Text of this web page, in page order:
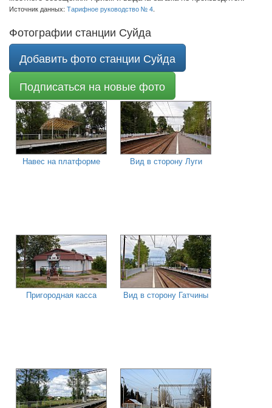
Источник данных: Тарифное руководство № 4.
Фотографии станции Суйда
Добавить фото станции Суйда
Подписаться на новые фото
Навес на платформе Вид в сторону Луги
Пригородная касса Вид в сторону Гатчины